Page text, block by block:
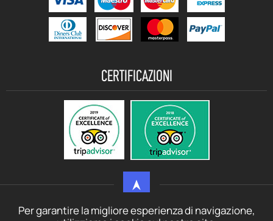
Per garantire la migliore esperienza di navigazione,
CERTIFICAZIONI